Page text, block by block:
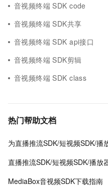
音视频终端 SDK code
音视频终端 SDK共享
音视频终端 SDK api接口
音视频终端 SDK剪辑
音视频终端 SDK class
热门帮助文档
MediaBox音视频SDK下载指南